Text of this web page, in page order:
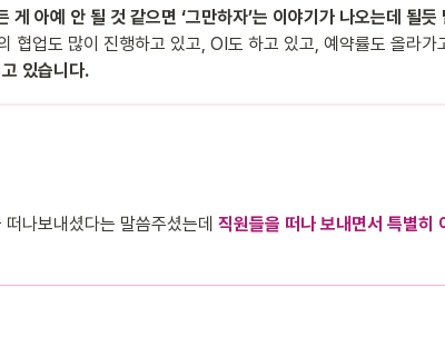
게 아예 안 될 것 같으면 ‘그만하자’는 이야기가 나오는데 될듯
협업도 많이 진행하고 있고, OI도 하고 있고, 예약률도 올라가
있습니다.
나보내셨다는 말씀주셨는데 직원들을 떠나 보내면서 특별히